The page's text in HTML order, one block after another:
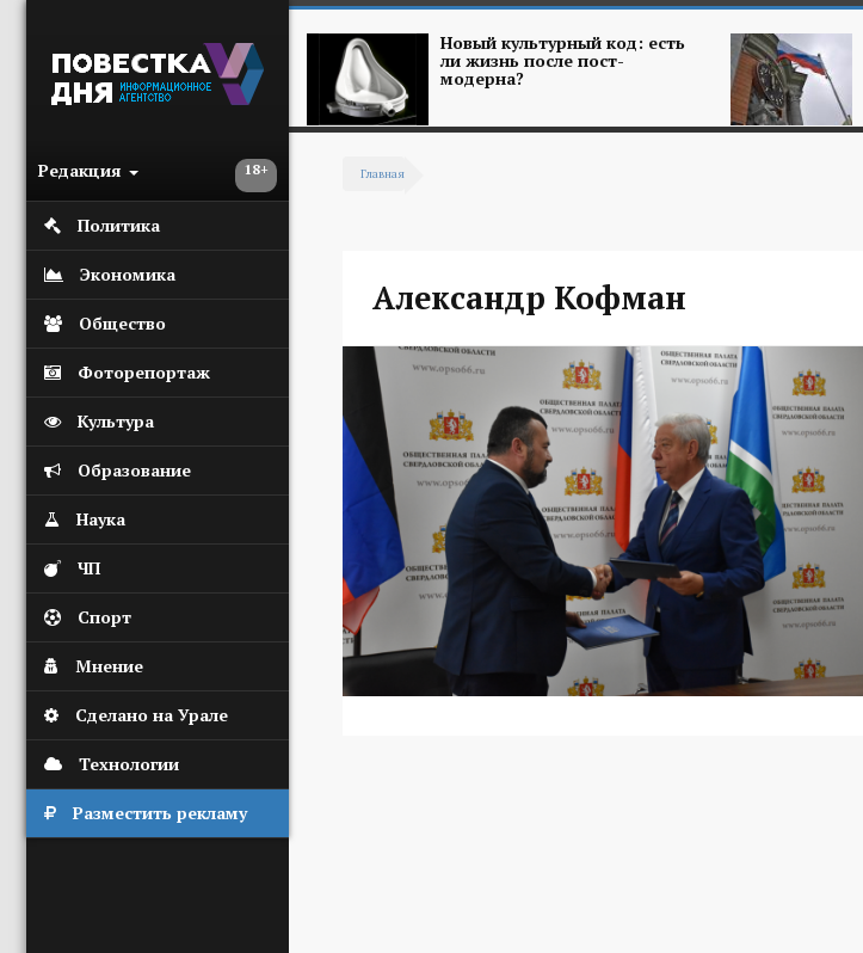
18+
Редакция
Политика
Экономика
Общество
Фоторепортаж
Культура
Образование
Наука
ЧП
Спорт
Мнение
Сделано на Урале
Технологии
Разместить рекламу
Новый культурный код: есть
ли жизнь после пост-
модерна?
Главная
Александр Кофман